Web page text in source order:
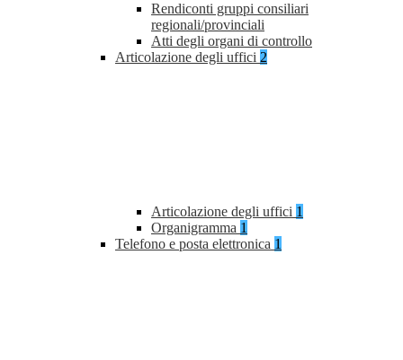
Rendiconti gruppi consiliari
regionali/provinciali
Atti degli organi di controllo
Articolazione degli uffici 2
Articolazione degli uffici 1
Organigramma 1
Telefono e posta elettronica 1